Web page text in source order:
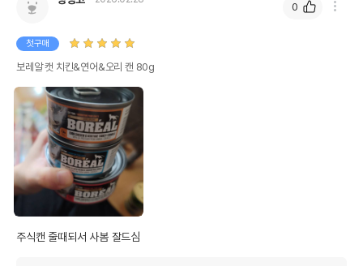
첫구매
보레알 캣 치킨&연어&오리 캔 80g
주식캔 줄때되서 사봄 잘드심
0